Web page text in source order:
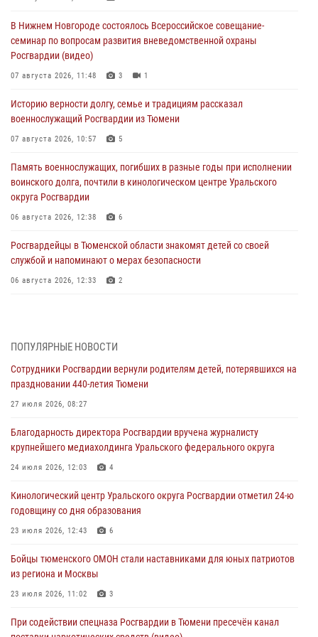
В Нижнем Новгороде состоялось Всероссийское совещание-
семинар по вопросам развития вневедомственной охраны
Росгвардии (видео)
07 августа 2026, 11:48 3 1
Историю верности долгу, семье и традициям рассказал
военнослужащий Росгвардии из Тюмени
07 августа 2026, 10:57 5
Память военнослужащих, погибших в разные годы при исполнении
воинского долга, почтили в кинологическом центре Уральского
округа Росгвардии
06 августа 2026, 12:38 6
Росгвардейцы в Тюменской области знакомят детей со своей
службой и напоминают о мерах безопасности
06 августа 2026, 12:33 2
06 августа 2026, 04:41 3
Росгвардейцы в Тюменской области почтили память генерала
армии Ивана Кирилловича Яковлева
05 августа 2026, 11:03
В Тюмени офицер Росгвардии в радиоэфире напомнил гражданам о
мерах безопасного владения оружием
05 августа 2026, 09:56
Военнослужащие Росгвардии сбили дрон-разведчик ВСУ на южном
направлении
05 августа 2026, 05:35
Стальной характер продемонстрировали росгвардейцы в ходе
масштабных спортивных событий на Урале
05 августа 2026, 05:22
ПОПУЛЯРНЫЕ НОВОСТИ
Сотрудники Росгвардии вернули родителям детей, потерявшихся на
праздновании 440-летия Тюмени
27 июля 2026, 08:27
Благодарность директора Росгвардии вручена журналисту
крупнейшего медиахолдинга Уральского федерального округа
24 июля 2026, 12:03 4
Кинологический центр Уральского округа Росгвардии отметил 24-ю
годовщину со дня образования
23 июля 2026, 12:43 6
Бойцы тюменского ОМОН стали наставниками для юных патриотов
из региона и Москвы
23 июля 2026, 11:02 3
При содействии спецназа Росгвардии в Тюмени пресечён канал